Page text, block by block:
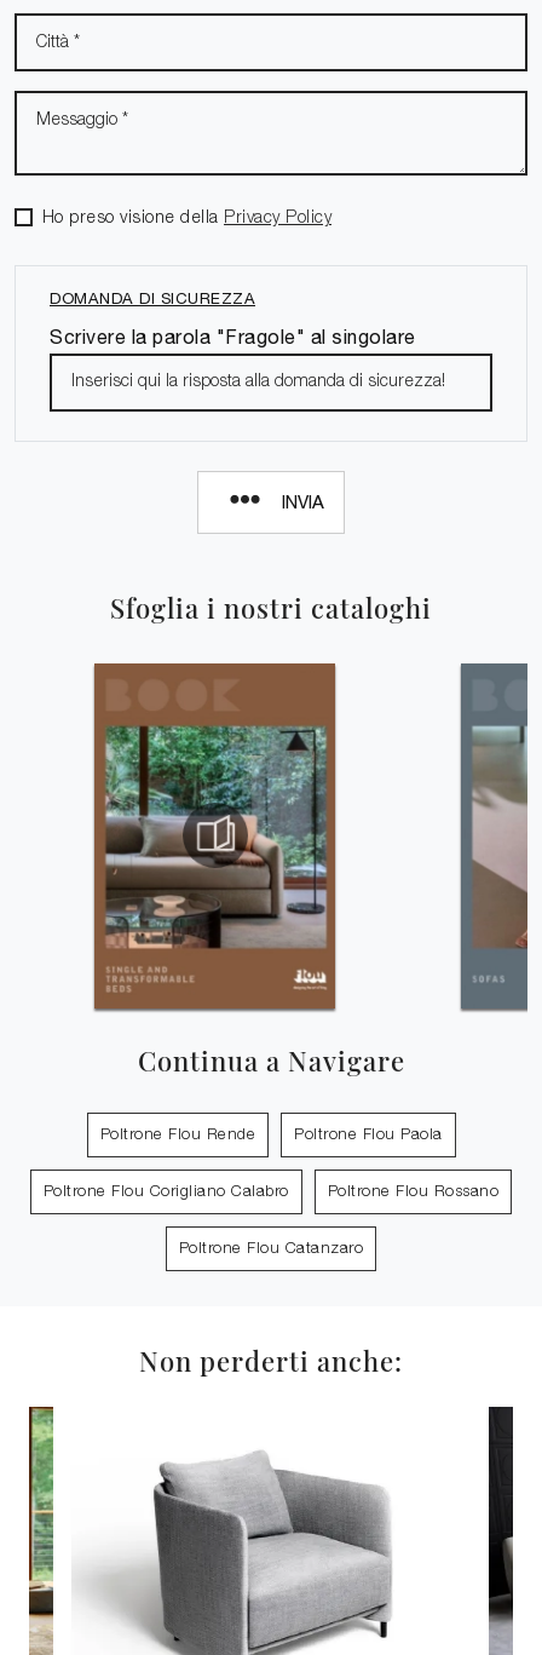
Sfoglia i nostri cataloghi
Continua a Navigare
Poltrone Flou Rende Poltrone Flou Paola
Poltrone Flou Corigliano Calabro Poltrone Flou Rossano
Poltrone Flou Catanzaro
Ho preso visione della Privacy Policy
DOMANDA DI SICUREZZA
Scrivere la parola "Fragole" al singolare
INVIA
Non perderti anche: